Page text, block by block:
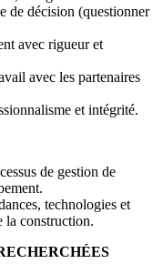
de décision (questionner
avec rigueur et
avec les partenaires
et intégrité.
de gestion de
technologies et
la construction.